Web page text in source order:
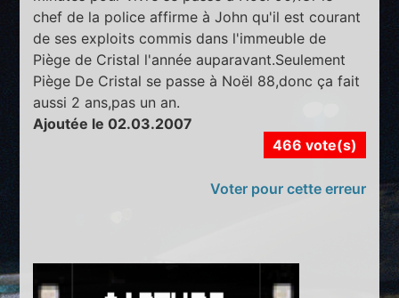
chef de la police affirme à John qu'il est courant
de ses exploits commis dans l'immeuble de
Piège de Cristal l'année auparavant.Seulement
Piège De Cristal se passe à Noël 88,donc ça fait
aussi 2 ans,pas un an.
Ajoutée le 02.03.2007
466 vote(s)
Voter pour cette erreur